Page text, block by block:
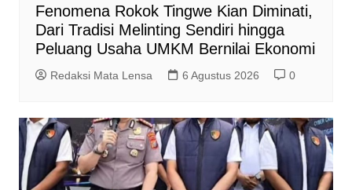
Fenomena Rokok Tingwe Kian Diminati,
Dari Tradisi Melinting Sendiri hingga
Peluang Usaha UMKM Bernilai Ekonomi
Redaksi Mata Lensa 6 Agustus 2026 0